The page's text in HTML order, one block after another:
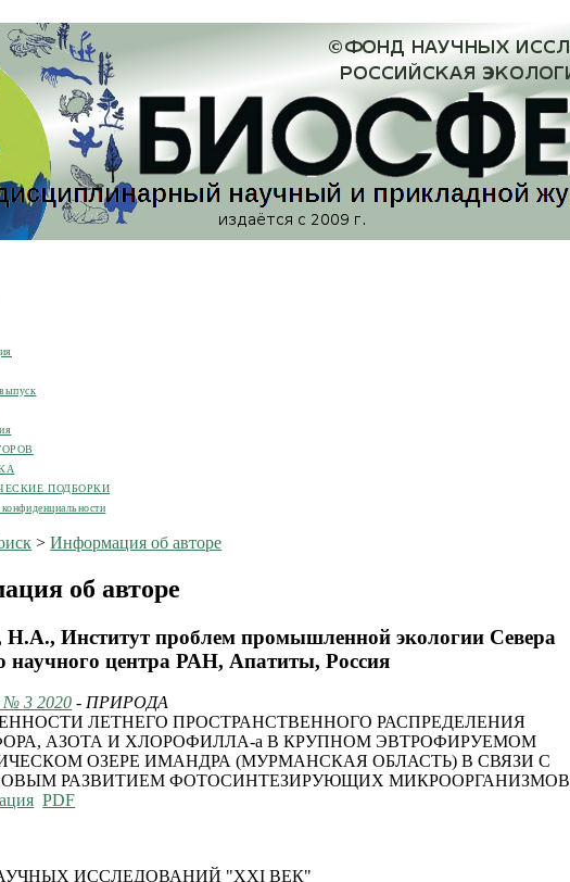
ПОДБОРКИ
>Информация об авторе
об авторе
Институт проблем промышленной экологии Севера
научного центра РАН, Апатиты, Россия
№ 3 2020 - ПРИРОДА
ЛЕТНЕГО ПРОСТРАНСТВЕННОГО РАСПРЕДЕЛЕНИЯ
АЗОТА И ХЛОРОФИЛЛА-а В КРУПНОМ ЭВТРОФИРУЕМОМ
ОЗЕРЕ ИМАНДРА (МУРМАНСКАЯ ОБЛАСТЬ) В СВЯЗИ С
РАЗВИТИЕМ ФОТОСИНТЕЗИРУЮЩИХ МИКРООРГАНИЗМОВ
PDF
ИССЛЕДОВАНИЙ "XXI ВЕК"